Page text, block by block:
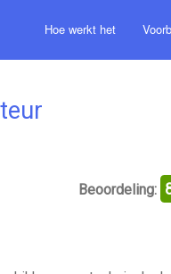
Hoe werkt het
Beoordeling: